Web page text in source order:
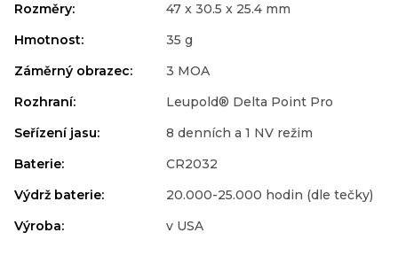
Rozměry:
47 x 30.5 x 25.4 mm
Hmotnost:
35 g
Záměrný obrazec:
3 MOA
Rozhraní:
Leupold® Delta Point Pro
Seřízení jasu:
8 denních a 1 NV režim
Baterie:
CR2032
Výdrž baterie:
20.000-25.000 hodin (dle tečky)
Výroba: v USA